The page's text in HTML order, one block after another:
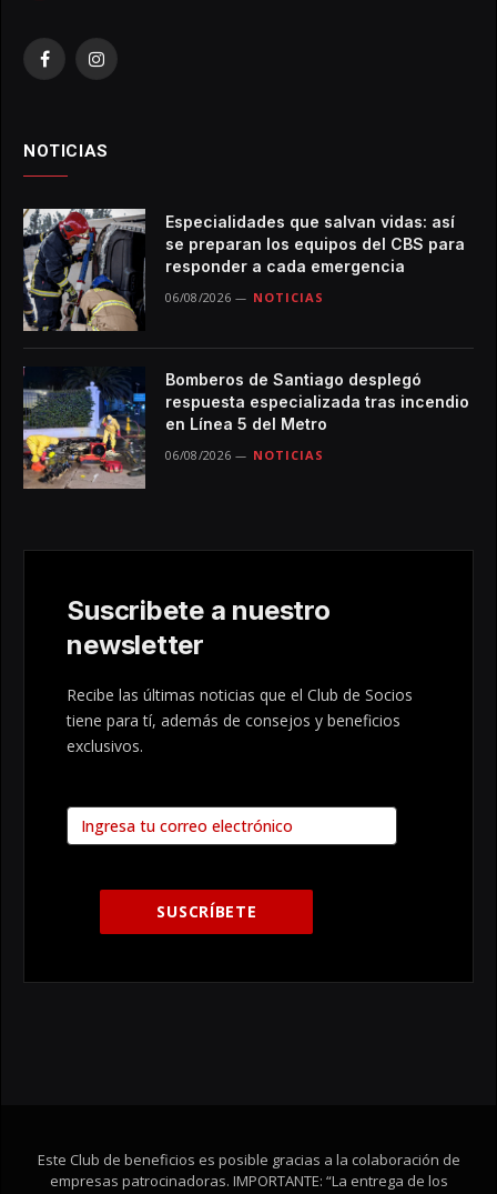
FacebookInstagram
NOTICIAS
Especialidades que salvan vidas: así
se preparan los equipos del CBS para
responder a cada emergencia
06/08/2026 NOTICIAS
Bomberos de Santiago desplegó
respuesta especializada tras incendio
en Línea 5 del Metro
06/08/2026 NOTICIAS
Suscribete a nuestro
newsletter
Recibe las últimas noticias que el Club de Socios
tiene para tí, además de consejos y beneficios
exclusivos.
Este Club de beneficios es posible gracias a la colaboración de
empresas patrocinadoras. IMPORTANTE: “La entrega de los